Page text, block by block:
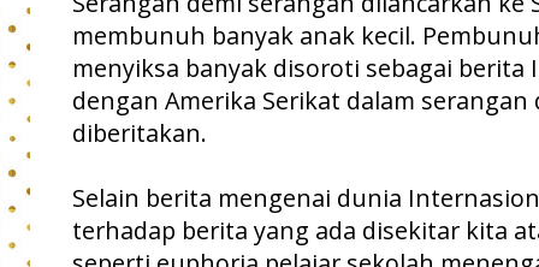
membunuh banyak anak kecil.
menyiksa banyak disoroti sebagai
dengan Amerika Serikat dalam
diberitakan.
Selain berita mengenai dunia
terhadap berita yang ada disekitar kita